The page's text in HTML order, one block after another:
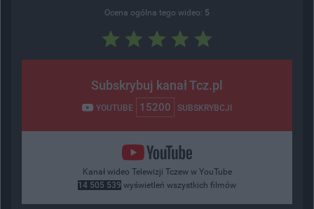
Ocena ogólna tego wideo: 5
Subskrybuj kanał Tcz.pl
YOUTUBE 15200 SUBSKRYBCJI
Kanał wideo Telewizji Tczew w YouTube
14 505 539 wyświetleń wszystkich filmów